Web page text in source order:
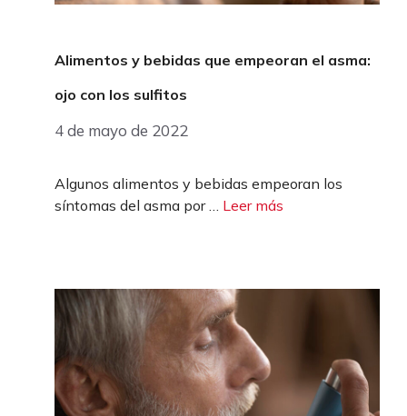
Alimentos y bebidas que empeoran el asma:
ojo con los sulfitos
4 de mayo de 2022
Algunos alimentos y bebidas empeoran los
síntomas del asma por … Leer más